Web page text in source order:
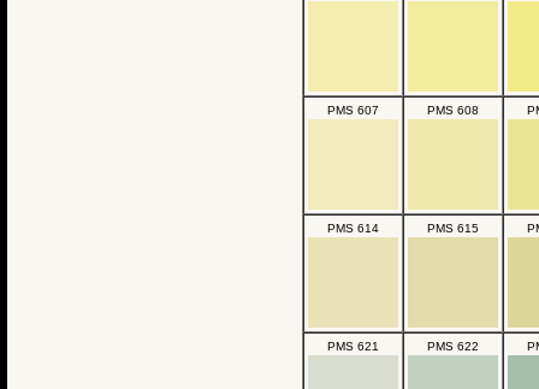
PMS 607 PMS 608
PMS 614 PMS 615
PMS 621 PMS 622